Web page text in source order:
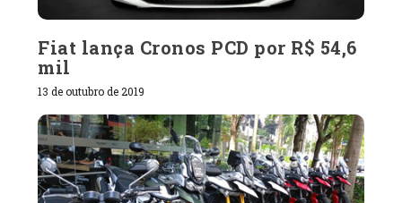
Fiat lança Cronos PCD por R$ 54,6
mil
13 de outubro de 2019